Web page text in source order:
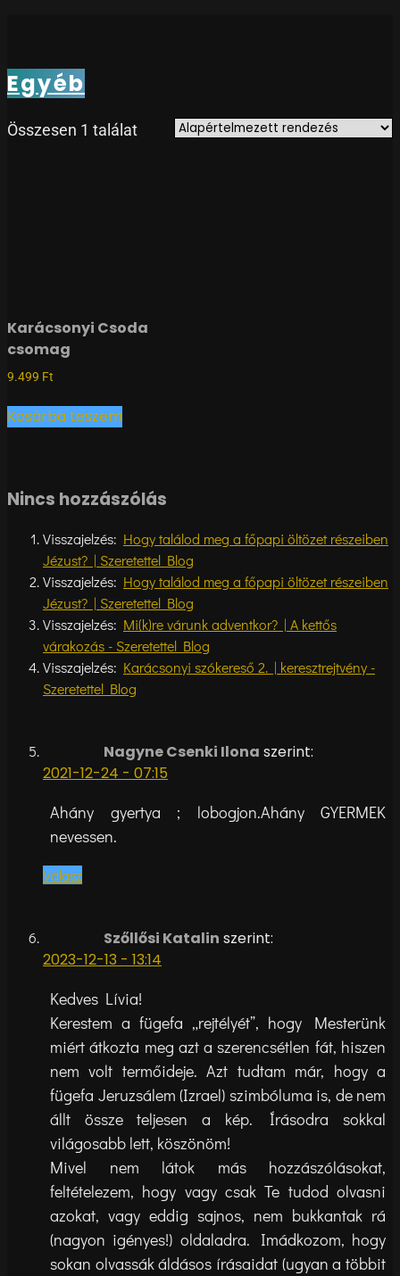
Egyéb
Összesen 1 találat
Karácsonyi Csoda
csomag
9.499 Ft
Kosárba teszem
Nincs hozzászólás
Visszajelzés: Hogy találod meg a főpapi öltözet részeiben
Jézust? | Szeretettel Blog
Visszajelzés: Hogy találod meg a főpapi öltözet részeiben
Jézust? | Szeretettel Blog
Visszajelzés: Mi(k)re várunk adventkor? | A kettős
várakozás - Szeretettel Blog
Visszajelzés: Karácsonyi szókereső 2. | keresztrejtvény -
Szeretettel Blog
Nagyne Csenki Ilona szerint:
2021-12-24 - 07:15
Ahány gyertya ; lobogjon.Ahány GYERMEK
nevessen.
Válasz
Szőllősi Katalin szerint:
2023-12-13 - 13:14
Kedves Lívia!
Kerestem a fügefa „rejtélyét”, hogy Mesterünk
miért átkozta meg azt a szerencsétlen fát, hiszen
nem volt termőideje. Azt tudtam már, hogy a
fügefa Jeruzsálem (Izrael) szimbóluma is, de nem
állt össze teljesen a kép. Írásodra sokkal
világosabb lett, köszönöm!
Mivel nem látok más hozzászólásokat,
feltételezem, hogy vagy csak Te tudod olvasni
azokat, vagy eddig sajnos, nem bukkantak rá
(nagyon igényes!) oldaladra. Imádkozom, hogy
sokan olvassák áldásos írásaidat (ugyan a többit